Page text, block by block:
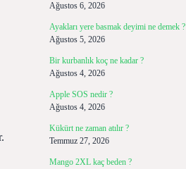
Ağustos 6, 2026
Ayakları yere basmak deyimi ne demek ?
Ağustos 5, 2026
Bir kurbanlık koç ne kadar ?
Ağustos 4, 2026
Apple SOS nedir ?
Ağustos 4, 2026
Kükürt ne zaman atılır ?
Temmuz 27, 2026
Mango 2XL kaç beden ?